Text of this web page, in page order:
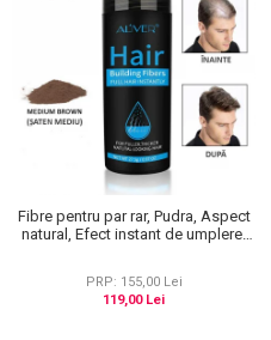
Fibre pentru par rar, Pudra, Aspect
natural, Efect instant de umplere,
PRP: 155,00 Lei
119,00 Lei